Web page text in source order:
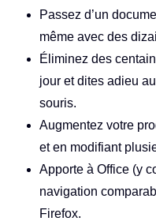
Passez d’un
même avec des
Éliminez des
jour et dites adieu
souris.
Augmentez votre
et en modifiant
Apporte à Office (y
navigation
Firefox.